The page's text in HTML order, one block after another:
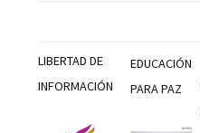
LIBERTAD DE
INFORMACIÓN
EDUCACIÓN
PARA PAZ